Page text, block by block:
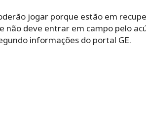
jogar porque estão em
não deve entrar em campo pelo
informações do portal GE.